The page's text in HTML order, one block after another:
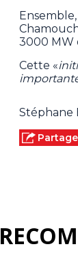
3000 MW
Cette «
Stéphane